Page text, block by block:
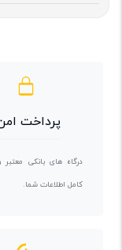
پرداخت
درگاه های بانکی
کامل اطلاعات شما.